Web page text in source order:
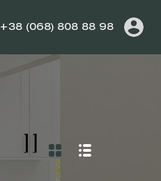
+38 (068) 808 88 98